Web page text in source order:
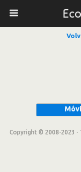
Copyright © 2008-2023 ·